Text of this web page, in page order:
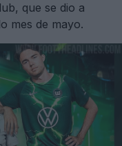
que se dio a
mes de mayo.